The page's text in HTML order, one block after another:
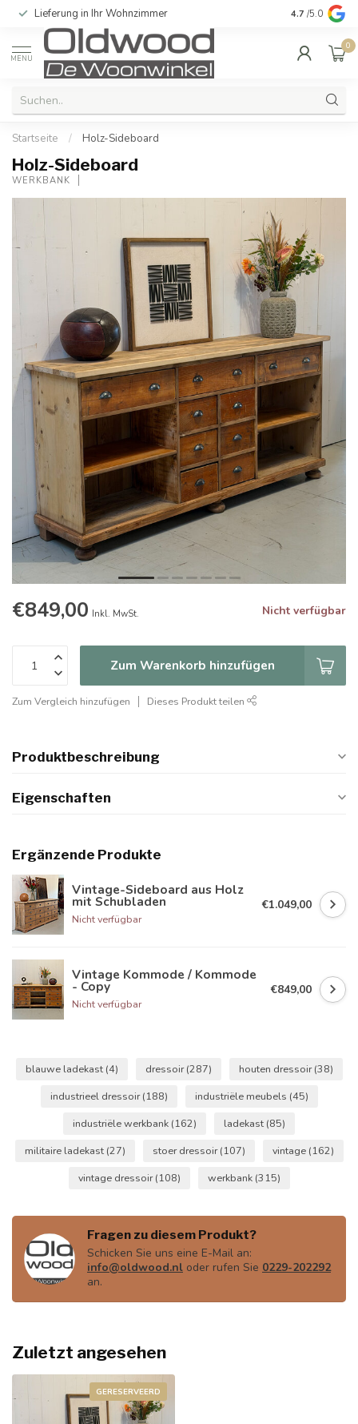
Lieferung in Ihr Wohnzimmer Qualität und
4.7 /5.0
MENU
0
Startseite / Holz-Sideboard
Holz-Sideboard
WERKBANK
€849,00 Inkl. MwSt. Nicht verfügbar
Zum Warenkorb hinzufügen
Zum Vergleich hinzufügen Dieses Produkt teilen
Produktbeschreibung
Eigenschaften
Ergänzende Produkte
Vintage-Sideboard aus Holz
mit Schubladen
Nicht verfügbar
€1.049,00
Vintage Kommode / Kommode
- Copy
Nicht verfügbar
€849,00
blauwe ladekast (4) dressoir(287) houten dressoir(38)
industrieel dressoir(188) industriële meubels (45)
industriële werkbank (162) ladekast (85)
militaire ladekast (27) stoer dressoir(107) vintage (162)
vintage dressoir(108) werkbank (315)
Fragen zu diesem Produkt?
Schicken Sie uns eine E-Mail an:
info@oldwood.nl oder rufen Sie 0229-202292
an.
Zuletzt angesehen
GERESERVEERD